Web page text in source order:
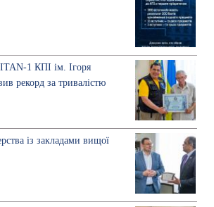
1 КПІ ім. Ігоря
рекорд за тривалістю
із закладами вищої